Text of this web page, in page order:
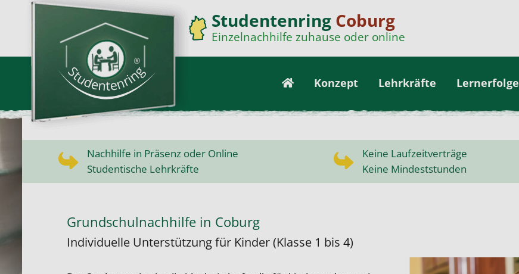
Studentenring Coburg
Einzelnachhilfe zuhause oder online
Konzept Lehrkräfte Lernerfolge
Nachhilfe in Präsenz oder Online
Studentische Lehrkräfte
Keine Laufzeitverträge
Keine Mindeststunden
Grundschulnachhilfe in Coburg
Individuelle Unterstützung für Kinder (Klasse 1 bis 4)